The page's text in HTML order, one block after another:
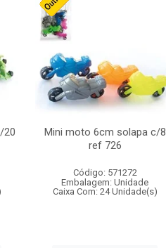
20
Mini moto 6cm solapa c/8
ref 726
Código: 571272
Embalagem: Unidade
Caixa Com: 24 Unidade(s)